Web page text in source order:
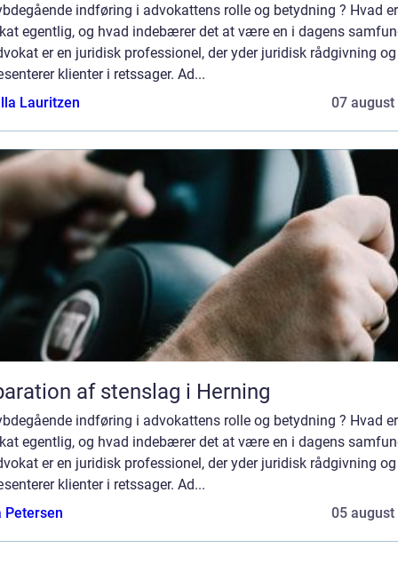
indføring i advokattens rolle og betydning ? Hvad
egentlig, og hvad indebærer det at være en i dagens
er en juridisk professionel, der yder juridisk rådgivning og
klienter i retssager. Ad...
Lauritzen
07 august
af stenslag i Herning
indføring i advokattens rolle og betydning ? Hvad
egentlig, og hvad indebærer det at være en i dagens
er en juridisk professionel, der yder juridisk rådgivning og
klienter i retssager. Ad...
Petersen
05 august